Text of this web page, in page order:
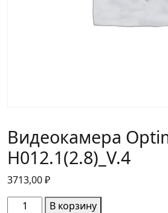
Видеокамера
H012.1(2.8)_V.4
3713,00₽
КоличествоВ корзину